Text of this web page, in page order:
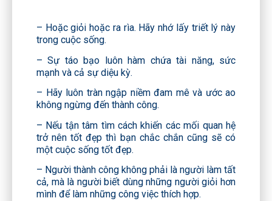
– Hoặc giỏi hoặc ra rìa. Hãy nhớ lấy triết lý này
trong cuộc sống.
– Sự táo bạo luôn hàm chứa tài năng, sức
mạnh và cả sự diệu kỳ.
– Hãy luôn tràn ngập niềm đam mê và ước ao
không ngừng đến thành công.
– Nếu tận tâm tìm cách khiến các mối quan hệ
trở nên tốt đẹp thì bạn chắc chắn cũng sẽ có
một cuộc sống tốt đẹp.
– Người thành công không phải là người làm tất
cả, mà là người biết dùng những người giỏi hơn
mình để làm những công việc thích hợp.